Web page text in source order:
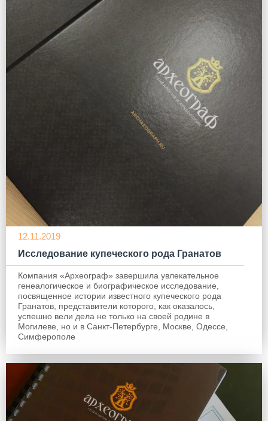
12.11.2019
Исследование купеческого рода Гранатов
Компания «Археограф» завершила увлекательное
генеалогическое и биографическое исследование,
посвященное истории известного купеческого рода
Гранатов, представители которого, как оказалось,
успешно вели дела не только на своей родине в
Могилеве, но и в Санкт-Петербурге, Москве, Одессе,
Симферополе